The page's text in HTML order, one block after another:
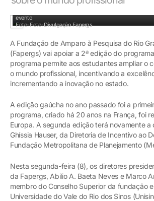
evento
Foto: Foto: Divulgação Fapergs
A Fundação de Amparo à Pesquisa do Rio
(Fapergs) vai apoiar a 2ª edição do
programa permite aos estudantes ampliar o
o mundo profissional, incentivando a
incrementando a inovação no estado.
A edição gaúcha no ano passado foi a
programa, criado há 20 anos na França, foi
Europa. A segunda edição terá novamente
Ghíssia Hauser, da Diretoria de Incentivo ao
Fundação Metropolitana de Planejamento
Nesta segunda-feira (8), os diretores
da Fapergs, Abilio A. Baeta Neves e Marco
membro do Conselho Superior da fundação
Universidade do Vale do Rio dos Sinos